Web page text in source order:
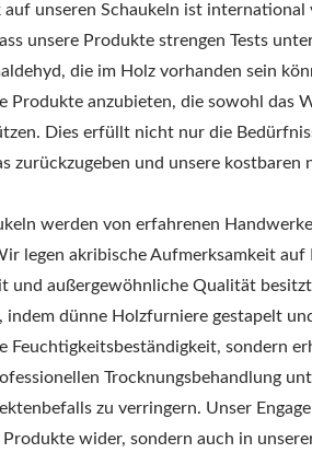
unseren Schaukeln ist
unsere Produkte strengen Tests
die im Holz vorhanden sein
anzubieten, die sowohl das
Dies erfüllt nicht nur die
zurückzugeben und unsere kostbaren
werden von erfahrenen
legen akribische Aufmerksamkeit auf
und außergewöhnliche Qualität
dünne Holzfurniere gestapelt
sondern
Trocknungsbehandlung
zu verringern. Unser
wider, sondern auch in